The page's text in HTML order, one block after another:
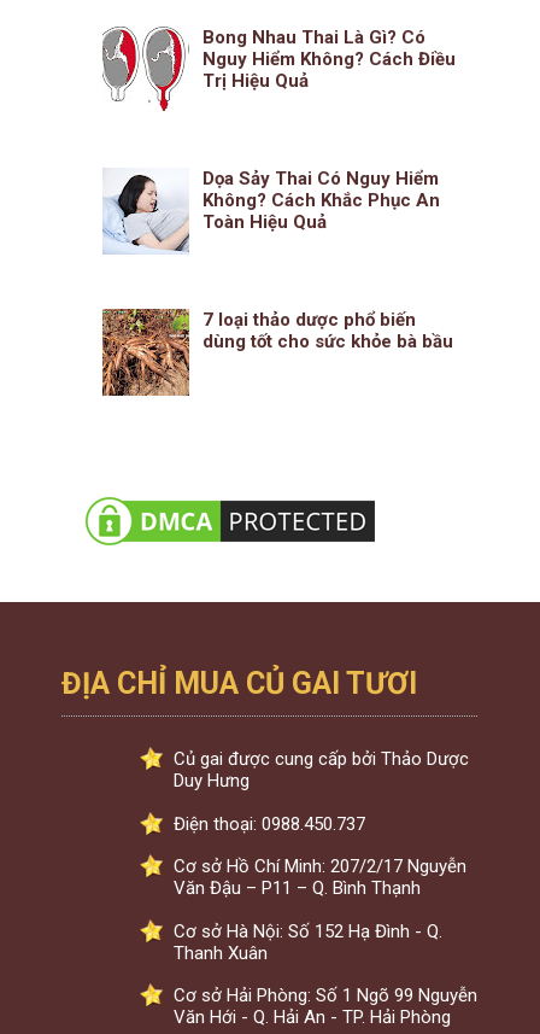
Bong Nhau Thai Là Gì? Có
Nguy Hiểm Không? Cách Điều
Trị Hiệu Quả
Dọa Sảy Thai Có Nguy Hiểm
Không? Cách Khắc Phục An
Toàn Hiệu Quả
7 loại thảo dược phổ biến
dùng tốt cho sức khỏe bà bầu
ĐỊA CHỈ MUA CỦ GAI TƯƠI
Củ gai được cung cấp bởi Thảo Dược
Duy Hưng
Điện thoại: 0988.450.737
Cơ sở Hồ Chí Minh: 207/2/17 Nguyễn
Văn Đậu – P11 – Q. Bình Thạnh
Cơ sở Hà Nội: Số 152 Hạ Đình - Q.
Thanh Xuân
Cơ sở Hải Phòng: Số 1 Ngõ 99 Nguyễn
Văn Hới - Q. Hải An - TP. Hải Phòng